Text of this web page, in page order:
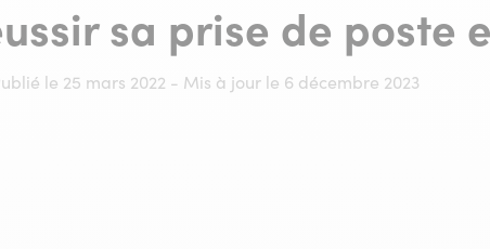
sa prise de poste
le 25 mars 2022 - Mis à jour le 6 décembre 2023